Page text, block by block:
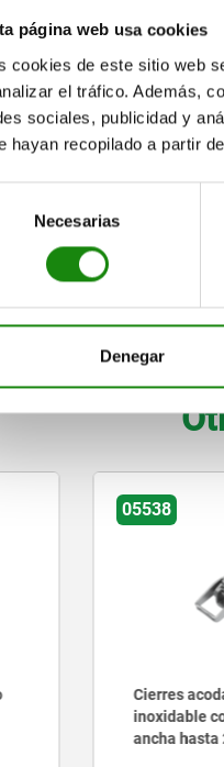
página web usa cookies
cookies de este sitio web
el tráfico. Además,
sociales, publicidad y
hayan recopilado a partir
Necesarias
Denegar
disponibilidades se actualizan
05538
Cierres
inoxidable
ancha hasta